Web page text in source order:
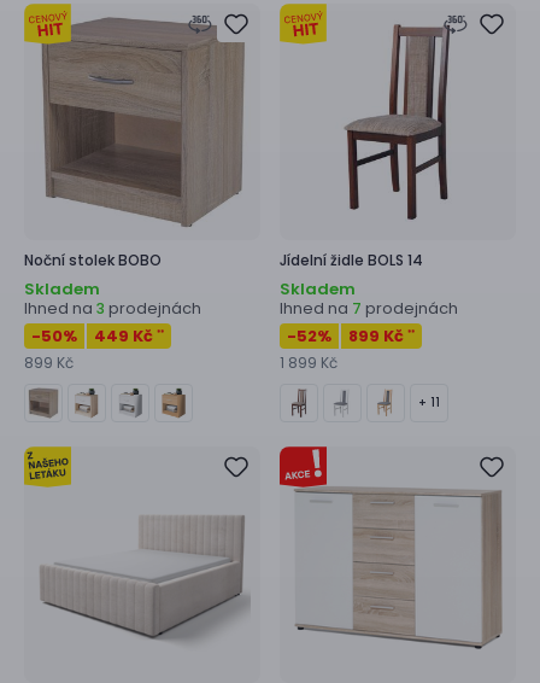
Noční stolekBOBO
Skladem
Ihned na 3 prodejnách
-50% 449 Kč **
899 Kč
Jídelní židle BOLS 14
Skladem
Ihned na 7 prodejnách
-52% 899 Kč **
1 899 Kč
+ 11